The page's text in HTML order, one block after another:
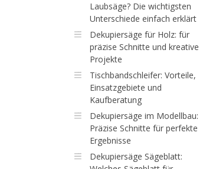
Laubsäge? Die wichtigsten
Unterschiede einfach erklärt
Dekupiersäge für Holz: für
präzise Schnitte und kreative
Projekte
Tischbandschleifer: Vorteile,
Einsatzgebiete und
Kaufberatung
Dekupiersäge im Modellbau:
Präzise Schnitte für perfekte
Ergebnisse
Dekupiersäge Sägeblatt: